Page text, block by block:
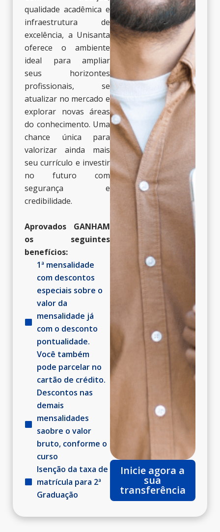
qualidade acadêmica e
infraestrutura de
excelência, a Unisanta
oferece o ambiente
ideal para ampliar
seus horizontes
profissionais, se
atualizar no mercado e
explorar novas áreas
do conhecimento. Uma
chance única para
valorizar ainda mais
seu currículo e investir
no futuro com
segurança e
credibilidade.
Aprovados GANHAM
os seguintes
benefícios:​​
1ª mensalidade
com descontos
especiais sobre o
valor da
mensalidade já
com o desconto
pontualidade.
Você também
pode parcelar no
cartão de crédito.​
Descontos nas
demais
mensalidades
saobre o valor
bruto, conforme o
curso​
Isenção da taxa de
matrícula para 2ª
Graduação​
Inicie agora a
sua
transferência